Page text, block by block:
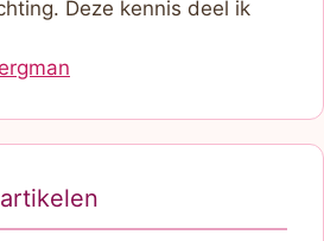
Deze kennis deel ik